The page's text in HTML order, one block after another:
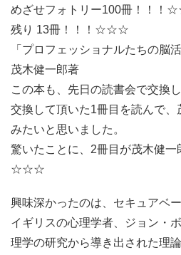
めざせフォトリー100冊！！
残り 13冊！！！☆☆☆
「プロフェッショナルたちの脳活
茂木健一郎著
この本も、先日の読書会で交換
交換して頂いた1冊目を読んで
みたいと思いました。
驚いたことに、2冊目が茂木健一
☆☆☆
興味深かったのは、セキュアベー
イギリスの心理学者、ジョン・
理学の研究から導き出された理